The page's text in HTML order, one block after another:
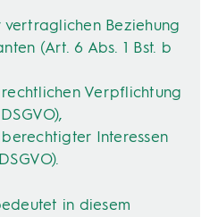
Beziehung
(Art. 6 Abs. 1 Bst. b
Verpflichtung
Interessen
in diesem